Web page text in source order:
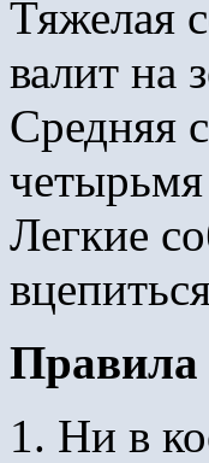
Тяжелая
валит на
Средняя
Легкие
1. Ни в